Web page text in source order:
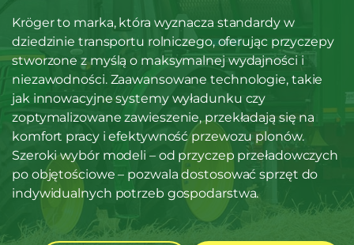
Kröger to marka, która wyznacza standardy w
dziedzinie transportu rolniczego, oferując przyczepy
stworzone z myślą o maksymalnej wydajności i
niezawodności. Zaawansowane technologie, takie
jak innowacyjne systemy wyładunku czy
zoptymalizowane zawieszenie, przekładają się na
komfort pracy i efektywność przewozu plonów.
Szeroki wybór modeli – od przyczep przeładowczych
po objętościowe – pozwala dostosować sprzęt do
indywidualnych potrzeb gospodarstwa.